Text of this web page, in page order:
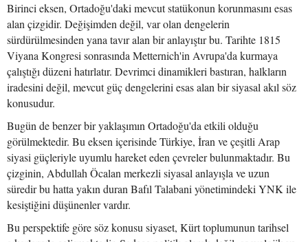
Birinci eksen, Ortadoğu'daki mevcut statükonun korunmasını esas
alan çizgidir. Değişimden değil, var olan dengelerin
sürdürülmesinden yana tavır alan bir anlayıştır bu. Tarihte 1815
Viyana Kongresi sonrasında Metternich'in Avrupa'da kurmaya
çalıştığı düzeni hatırlatır. Devrimci dinamikleri bastıran, halkların
iradesini değil, mevcut güç dengelerini esas alan bir siyasal akıl söz
konusudur.
Bugün de benzer bir yaklaşımın Ortadoğu'da etkili olduğu
görülmektedir. Bu eksen içerisinde Türkiye, İran ve çeşitli Arap
siyasi güçleriyle uyumlu hareket eden çevreler bulunmaktadır. Bu
çizginin, Abdullah Öcalan merkezli siyasal anlayışla ve uzun
süredir bu hatta yakın duran Bafıl Talabani yönetimindeki YNK ile
kesiştiğini düşünenler vardır.
Bu perspektife göre söz konusu siyaset, Kürt toplumunun tarihsel